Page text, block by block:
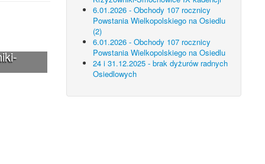
6.01.2026 - Obchody 107 rocznicy
Powstania Wielkopolskiego na Osiedlu
(2)
6.01.2026 - Obchody 107 rocznicy
Powstania Wielkopolskiego na Osiedlu
24 i 31.12.2025 - brak dyżurów radnych
Osiedlowych